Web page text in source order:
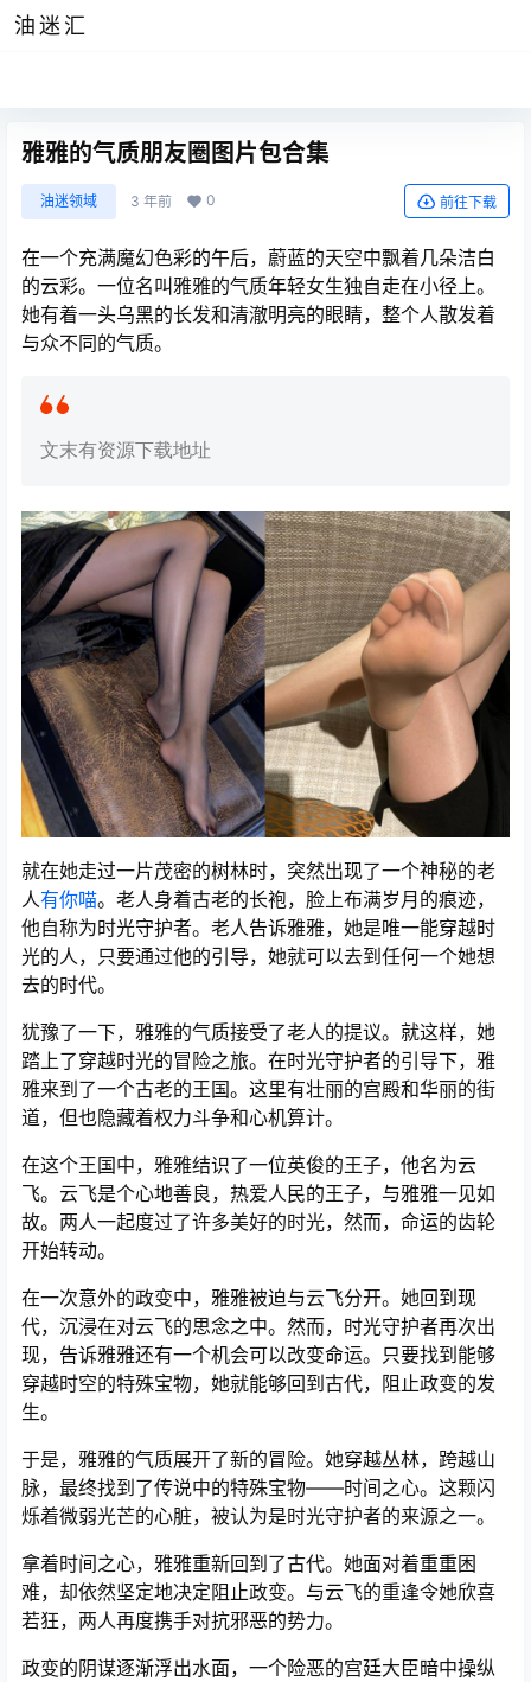
油迷汇
雅雅的气质朋友圈图片包合集
油迷领域 3 年前 0 前往下载
在一个充满魔幻色彩的午后，蔚蓝的天空中飘着几朵洁白
的云彩。一位名叫雅雅的气质年轻女生独自走在小径上。
她有着一头乌黑的长发和清澈明亮的眼睛，整个人散发着
与众不同的气质。
文末有资源下载地址
就在她走过一片茂密的树林时，突然出现了一个神秘的老
人有你喵。老人身着古老的长袍，脸上布满岁月的痕迹，
他自称为时光守护者。老人告诉雅雅，她是唯一能穿越时
光的人，只要通过他的引导，她就可以去到任何一个她想
去的时代。
犹豫了一下，雅雅的气质接受了老人的提议。就这样，她
踏上了穿越时光的冒险之旅。在时光守护者的引导下，雅
雅来到了一个古老的王国。这里有壮丽的宫殿和华丽的街
道，但也隐藏着权力斗争和心机算计。
在这个王国中，雅雅结识了一位英俊的王子，他名为云
飞。云飞是个心地善良，热爱人民的王子，与雅雅一见如
故。两人一起度过了许多美好的时光，然而，命运的齿轮
开始转动。
在一次意外的政变中，雅雅被迫与云飞分开。她回到现
代，沉浸在对云飞的思念之中。然而，时光守护者再次出
现，告诉雅雅还有一个机会可以改变命运。只要找到能够
穿越时空的特殊宝物，她就能够回到古代，阻止政变的发
生。
于是，雅雅的气质展开了新的冒险。她穿越丛林，跨越山
脉，最终找到了传说中的特殊宝物——时间之心。这颗闪
烁着微弱光芒的心脏，被认为是时光守护者的来源之一。
拿着时间之心，雅雅重新回到了古代。她面对着重重困
难，却依然坚定地决定阻止政变。与云飞的重逢令她欣喜
若狂，两人再度携手对抗邪恶的势力。
政变的阴谋逐渐浮出水面，一个险恶的宫廷大臣暗中操纵